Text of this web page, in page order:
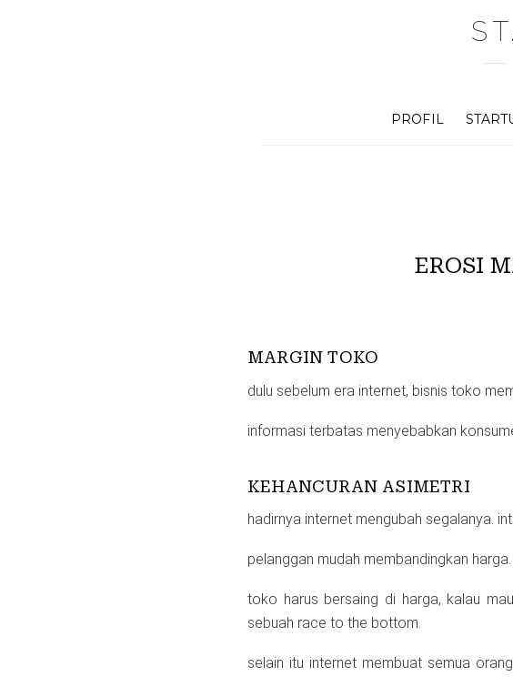
PROFIL
EROSI
MARGIN TOKO
dulu sebelum era internet, bisnis toko
informasi terbatas menyebabkan
KEHANCURAN ASIMETRI
hadirnya internet mengubah segalanya.
pelanggan mudah membandingkan
toko harus bersaing di harga, kalau
sebuah race to the bottom.
selain itu internet membuat semua